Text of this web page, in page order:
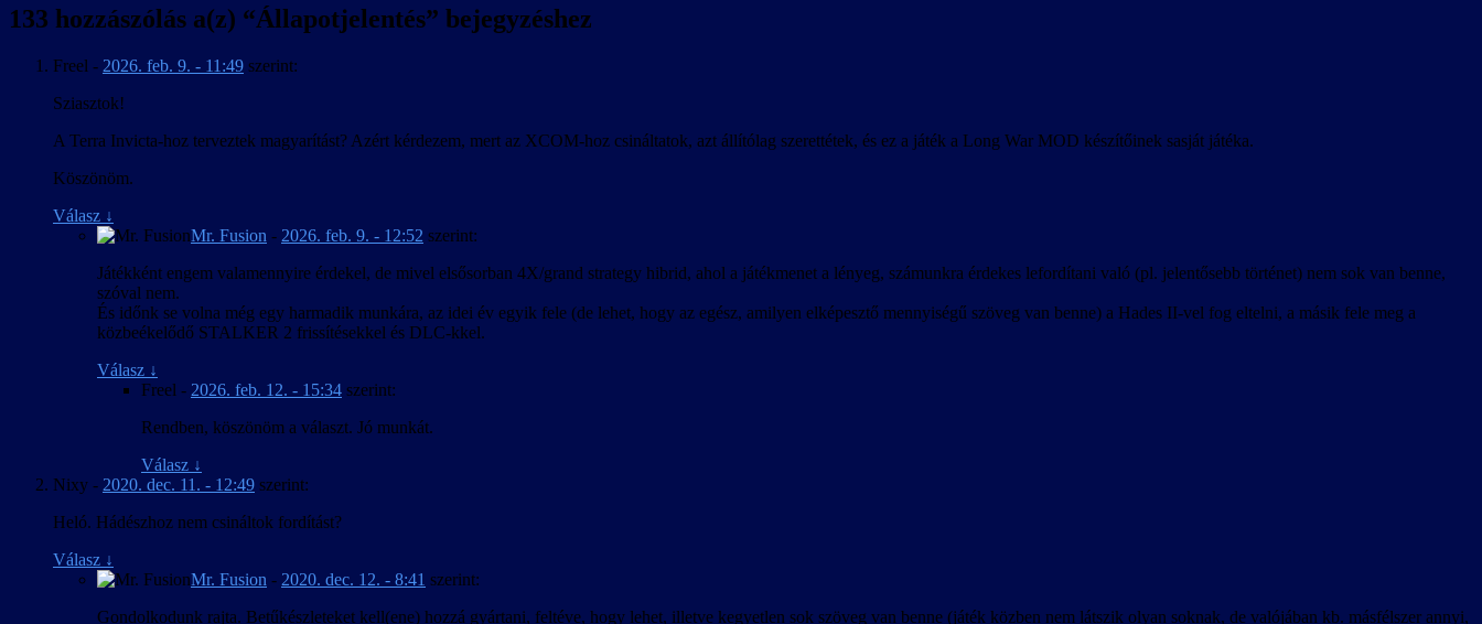
133 hozzászólás a(z) “Állapotjelentés” bejegyzéshez
Freel - 2026. feb. 9. - 11:49 szerint:
Sziasztok!
A Terra Invicta-hoz terveztek magyarítást? Azért kérdezem, mert az XCOM-hoz csináltatok, azt állítólag szerettétek, és ez a játék a Long War MOD készítőinek sasját játéka.
Köszönöm.
Válasz ↓
Mr. Fusion - 2026. feb. 9. - 12:52 szerint:
Játékként engem valamennyire érdekel, de mivel elsősorban 4X/grand strategy hibrid, ahol a játékmenet a lényeg, számunkra érdekes lefordítani való (pl. jelentősebb történet) nem sok van benne,
szóval nem.
És időnk se volna még egy harmadik munkára, az idei év egyik fele (de lehet, hogy az egész, amilyen elképesztő mennyiségű szöveg van benne) a Hades II-vel fog eltelni, a másik fele meg a
közbeékelődő STALKER 2 frissítésekkel és DLC-kkel.
Válasz ↓
Freel - 2026. feb. 12. - 15:34 szerint:
Rendben, köszönöm a választ. Jó munkát.
Válasz ↓
Nixy - 2020. dec. 11. - 12:49 szerint:
Heló. Hádészhoz nem csináltok fordítást?
Válasz ↓
Mr. Fusion - 2020. dec. 12. - 8:41 szerint:
Gondolkodunk rajta. Betűkészleteket kell(ene) hozzá gyártani, feltéve, hogy lehet, illetve kegyetlen sok szöveg van benne (játék közben nem látszik olyan soknak, de valójában kb. másfélszer annyi,